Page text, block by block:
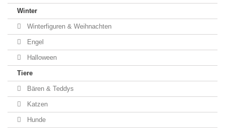
Winter
Winterfiguren & Weihnachten
Engel
Halloween
Tiere
Bären & Teddys
Katzen
Hunde